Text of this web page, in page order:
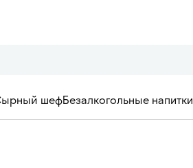
шефБезалкогольные напитки